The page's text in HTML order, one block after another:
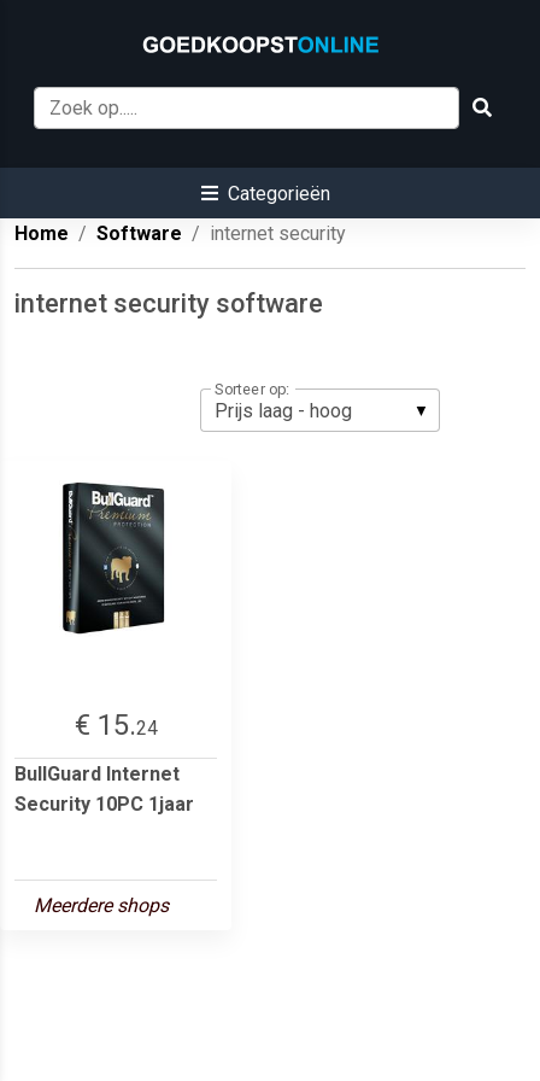
Categorieën
Home
Software internet security
internet security software
Sorteer op:
€ 15.24
BullGuard Internet
Security 10PC 1jaar
Meerdere shops